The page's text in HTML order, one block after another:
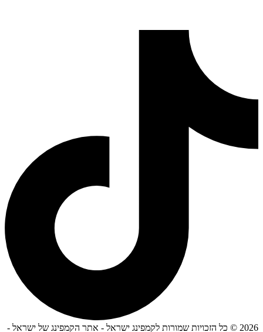
2026 © כל הזכויות שמורות לקמפינג ישראל - אתר הקמפינג של ישראל -